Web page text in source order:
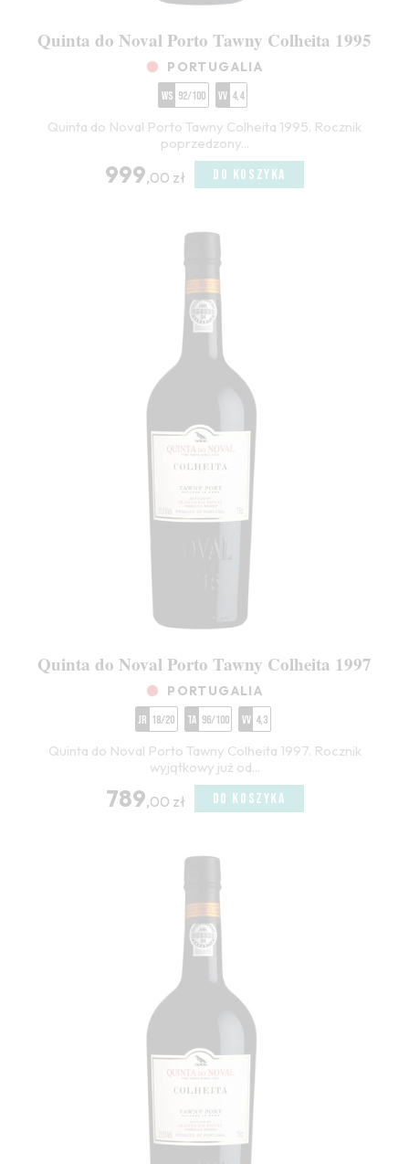
Quinta do Noval Porto Tawny Colheita 1995
PORTUGALIA
WS 92/100 VV 4,4
Quinta do Noval Porto Tawny Colheita 1995. Rocznik
poprzedzony...
999,00 zł DO KOSZYKA
Quinta do Noval Porto Tawny Colheita 1997
PORTUGALIA
JR 18/20 TA 96/100 VV 4,3
Quinta do Noval Porto Tawny Colheita 1997. Rocznik
wyjątkowy już od...
789,00 zł DO KOSZYKA